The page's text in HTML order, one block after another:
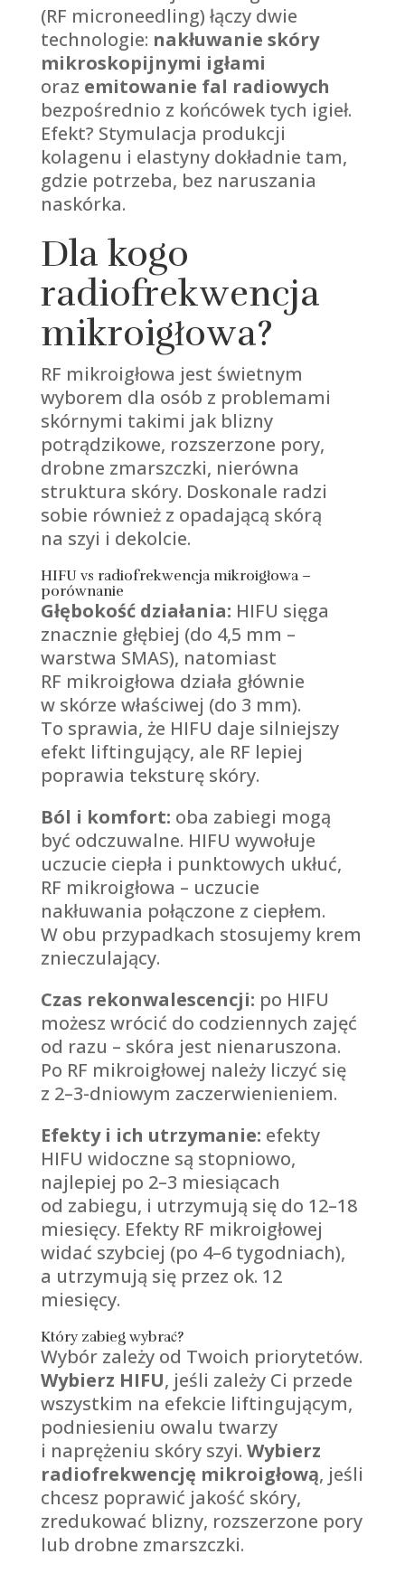
(RF microneedling) łączy dwie
technologie: nakłuwanie skóry
mikroskopijnymi igłami
oraz emitowanie fal radiowych
bezpośrednio z końcówek tych igieł.
Efekt? Stymulacja produkcji
kolagenu i elastyny dokładnie tam,
gdzie potrzeba, bez naruszania
naskórka.
Dla kogo
radiofrekwencja
mikroigłowa?
RF mikroigłowa jest świetnym
wyborem dla osób z problemami
skórnymi takimi jak blizny
potrądzikowe, rozszerzone pory,
drobne zmarszczki, nierówna
struktura skóry. Doskonale radzi
sobie również z opadającą skórą
na szyi i dekolcie.
HIFU vs radiofrekwencja mikroigłowa –
porównanie
Głębokość działania: HIFU sięga
znacznie głębiej (do 4,5 mm –
warstwa SMAS), natomiast
RF mikroigłowa działa głównie
w skórze właściwej (do 3 mm).
To sprawia, że HIFU daje silniejszy
efekt liftingujący, ale RF lepiej
poprawia teksturę skóry.
Ból i komfort: oba zabiegi mogą
być odczuwalne. HIFU wywołuje
uczucie ciepła i punktowych ukłuć,
RF mikroigłowa – uczucie
nakłuwania połączone z ciepłem.
W obu przypadkach stosujemy krem
znieczulający.
Czas rekonwalescencji: po HIFU
możesz wrócić do codziennych zajęć
od razu – skóra jest nienaruszona.
Po RF mikroigłowej należy liczyć się
z 2–3-dniowym zaczerwienieniem.
Efekty i ich utrzymanie: efekty
HIFU widoczne są stopniowo,
najlepiej po 2–3 miesiącach
od zabiegu, i utrzymują się do 12–18
miesięcy. Efekty RF mikroigłowej
widać szybciej (po 4–6 tygodniach),
a utrzymują się przez ok. 12
miesięcy.
Który zabieg wybrać?
Wybór zależy od Twoich priorytetów.
Wybierz HIFU, jeśli zależy Ci przede
wszystkim na efekcie liftingującym,
podniesieniu owalu twarzy
i naprężeniu skóry szyi. Wybierz
radiofrekwencję mikroigłową, jeśli
chcesz poprawić jakość skóry,
zredukować blizny, rozszerzone pory
lub drobne zmarszczki.